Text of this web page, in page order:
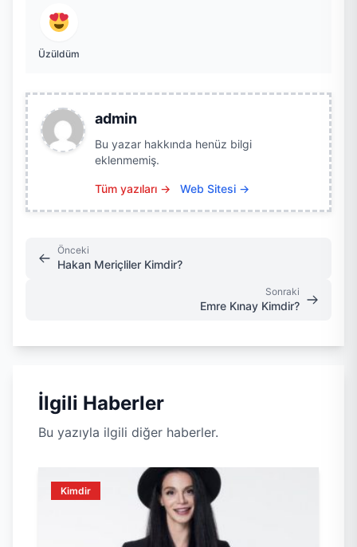
Üzüldüm
admin
Bu yazar hakkında henüz bilgi
eklenmemiş.
Tüm yazıları → Web Sitesi →
Önceki
Hakan Meriçliler Kimdir?
Sonraki
Emre Kınay Kimdir?
İlgili Haberler
Bu yazıyla ilgili diğer haberler.
Kimdir